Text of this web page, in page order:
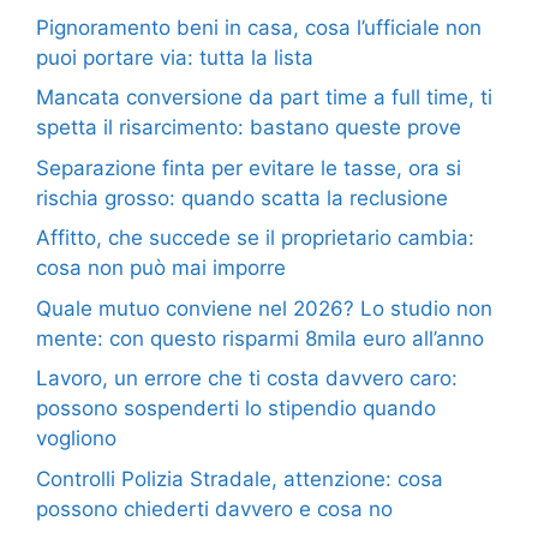
Pignoramento beni in casa, cosa l’ufficiale non
puoi portare via: tutta la lista
Mancata conversione da part time a full time, ti
spetta il risarcimento: bastano queste prove
Separazione finta per evitare le tasse, ora si
rischia grosso: quando scatta la reclusione
Affitto, che succede se il proprietario cambia:
cosa non può mai imporre
Quale mutuo conviene nel 2026? Lo studio non
mente: con questo risparmi 8mila euro all’anno
Lavoro, un errore che ti costa davvero caro:
possono sospenderti lo stipendio quando
vogliono
Controlli Polizia Stradale, attenzione: cosa
possono chiederti davvero e cosa no